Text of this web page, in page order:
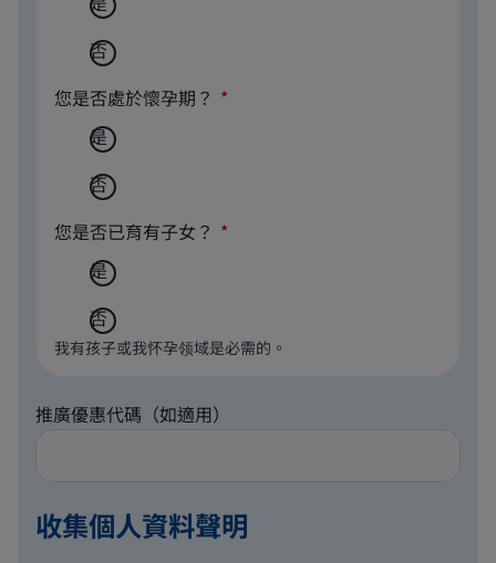
否
您是否處於懷孕期？
是
否
您是否已育有子女？
是
否
我有孩子或我怀孕领域是必需的。
推廣優惠代碼（如適用）
收集個人資料聲明